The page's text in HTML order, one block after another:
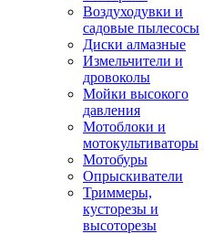
Воздуходувки и
садовые пылесосы
Диски алмазные
Измельчители и
дровоколы
Мойки высокого
давления
Мотоблоки и
мотокультиваторы
Мотобуры
Опрыскиватели
Триммеры,
кусторезы и
высоторезы